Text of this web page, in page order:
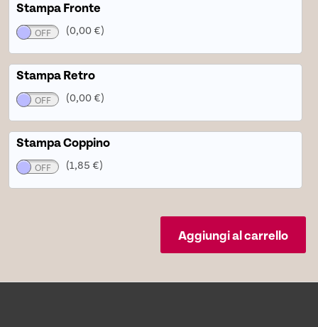
Stampa Fronte
(0,00 €)
Stampa Retro
(0,00 €)
Stampa Coppino
(1,85 €)
Aggiungi al carrello